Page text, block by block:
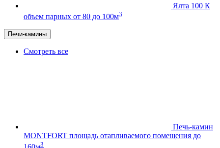
Ялта 100 К
объем парных от 80 до 100м3
Печи-камины
Смотреть все
Печь-камин
MONTFORT площадь отапливаемого помещения до
3